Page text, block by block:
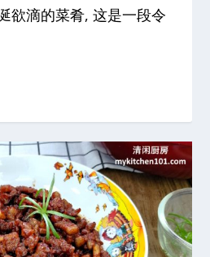
欲滴的菜肴, 这是一段令